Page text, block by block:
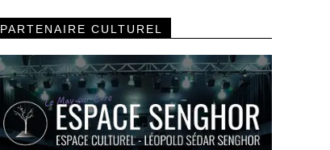
PARTENAIRE CULTUREL